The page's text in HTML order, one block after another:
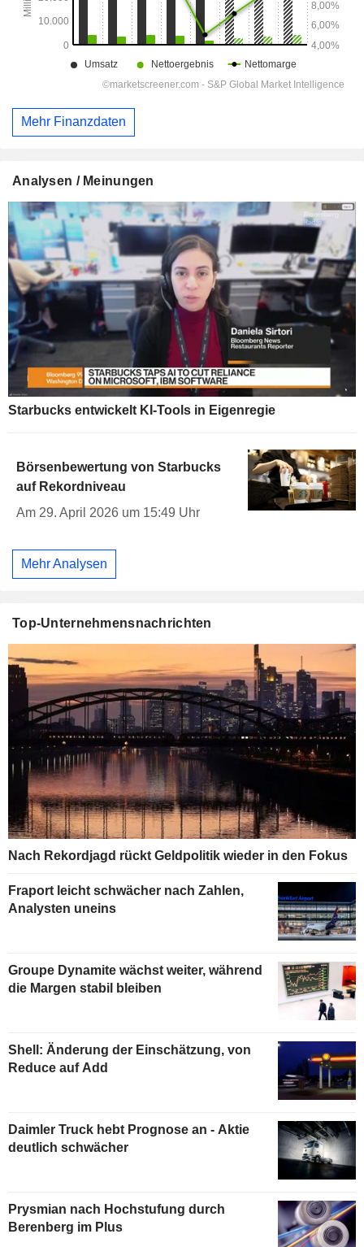
Mehr Finanzdaten
Analysen / Meinungen
Starbucks entwickelt KI-Tools in Eigenregie
Börsenbewertung von Starbucks
auf Rekordniveau
Am 29. April 2026 um 15:49 Uhr
Mehr Analysen
Top-Unternehmensnachrichten
Nach Rekordjagd rückt Geldpolitik wieder in den Fokus
Fraport leicht schwächer nach Zahlen,
Analysten uneins
Groupe Dynamite wächst weiter, während
die Margen stabil bleiben
Shell: Änderung der Einschätzung, von
Reduce auf Add
Daimler Truck hebt Prognose an - Aktie
deutlich schwächer
Prysmian nach Hochstufung durch
Berenberg im Plus